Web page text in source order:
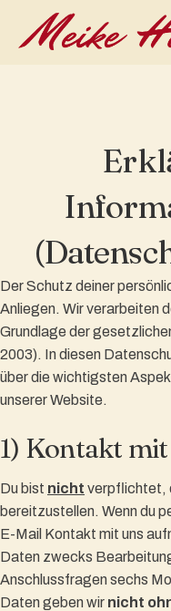
Der Schutz deiner
Anliegen. Wir verarbeiten
Grundlage der
2003). In diesen
über die wichtigsten
unserer Website.
1) Kontakt
Du bist nicht verpflichtet,
bereitzustellen. Wenn du
E-Mail Kontakt mit uns
Daten zwecks
Anschlussfragen sechs
Daten geben wir nicht